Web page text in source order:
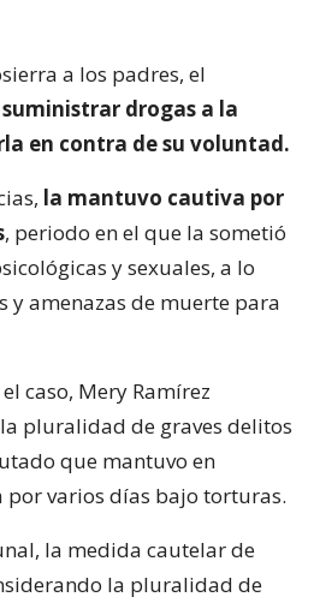
a los padres, el
suministrar drogas a la
en contra de su voluntad.
la mantuvo cautiva por
, periodo en el que la sometió
y sexuales, a lo
y amenazas de muerte para
caso, Mery Ramírez
pluralidad de graves delitos
que mantuvo en
varios días bajo torturas.
la medida cautelar de
la pluralidad de